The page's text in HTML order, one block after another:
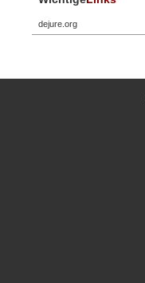
dejure.org